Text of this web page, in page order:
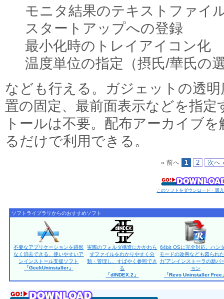
モニタ結果のテキストファイ
スタートアップへの登録
最小化時のトレイアイコン化
温度単位の指定（摂氏/華氏の
なども行える。ガジェットの透
置の固定、最前面表示などを指
トールは不要。配布アーカイブ
るだけで利用できる。
« 前へ 1 2 次へ
このソフトをダウンロード・購
ソフトライブラリからのおすすめソフト
不要なアプリケーションを跡形
なく消去できる、使いやすいア
ンインストール支援ソフト
「GeekUninstaller」
実際のフォルダ構造にかかわら
ずファイルをわかりやすく分
類・管理し、すばやく参照でき
る
「dINDEX.2」
64bit OSに完全対応。ハン
モードの改善なども図られ
力”アンインストーラの新バ
ョン
「Revo Uninstaller Free